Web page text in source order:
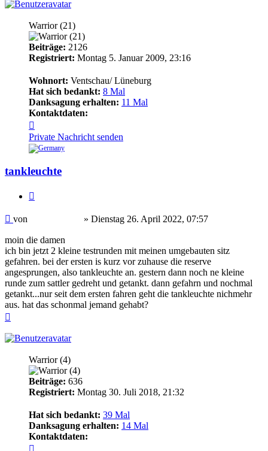
Warrior (21)
Beiträge: 2126
Registriert: Montag 5. Januar 2009, 23:16
Wohnort: Ventschau/ Lüneburg
Hat sich bedankt: 8 Mal
Danksagung erhalten: 11 Mal
Kontaktdaten:
von
rennschwein
Private Nachricht senden
tankleuchte
Beitrag
von » Dienstag 26. April 2022, 07:57
moin die damen
ich bin jetzt 2 kleine testrunden mit meinen umgebauten sitz
gefahren. bei der ersten is kurz vor zuhause die reserve
angesprungen, also tankleuchte an. gestern dann noch ne kleine
runde zum sattler gedreht und getankt. dann gefahrn und nochmal
getankt...nur seit dem ersten fahren geht die tankleuchte nichmehr
aus. hat das schonmal jemand gehabt?
Warrior (4)
Beiträge: 636
Registriert: Montag 30. Juli 2018, 21:32
Hat sich bedankt: 39 Mal
Danksagung erhalten: 14 Mal
Kontaktdaten: